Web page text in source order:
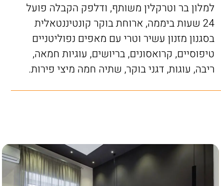
למלון בר וטרקלין משותף, ודלפק הקבלה פועל
24 שעות ביממה, ארוחת בוקר קונטיננטאלית
בסגנון מזנון עשיר וטרי עם מאפים נפוליטניים
טיפוסיים, קרואסונים, בריושים, עוגיות חמאה,
ריבה, עוגות, דגני בוקר, שתיה חמה מיצי פירות.